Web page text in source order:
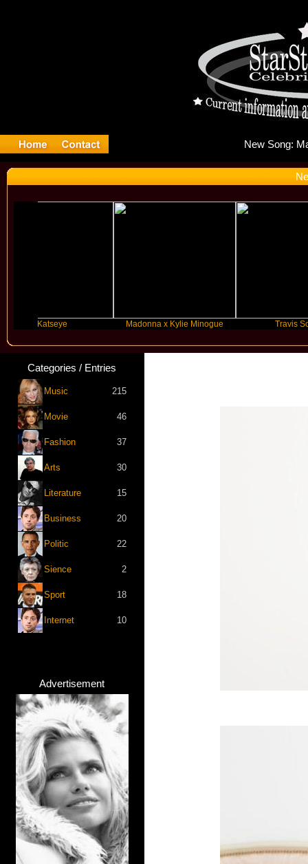
Madonna x Kylie Minogue Travis Scott
Categories / Entries
Music 215
Movie 46
Fashion 37
Arts 30
Literature 15
Business 20
Politic 22
Sience 2
Sport 18
Internet 10
Advertisement